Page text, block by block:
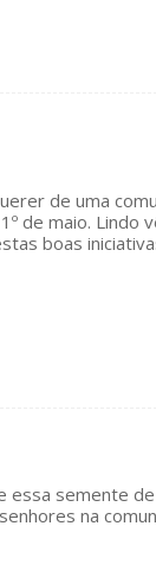
de uma
de maio. Lindo
boas
essa semente
na